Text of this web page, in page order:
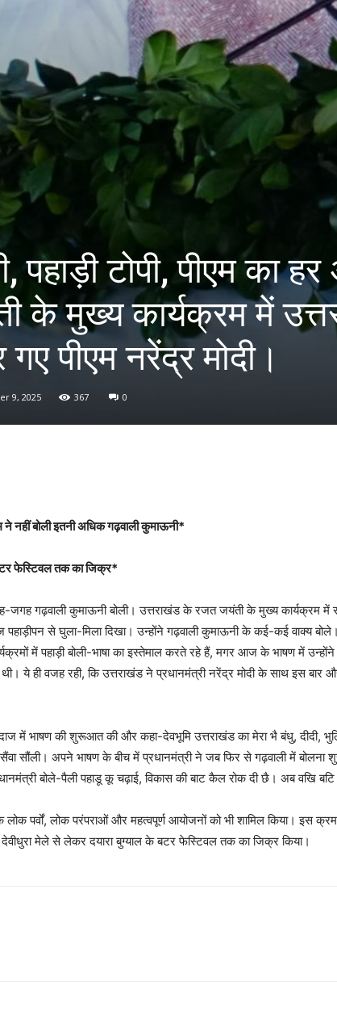
पहाड़ी टोपी, पीएम का
के मुख्य कार्यक्रम में
पीएम नरेंद्र मोदी।
9, 2025 367 0
नहीं बोली इतनी अधिक गढ़वाली कुमाऊनी*
फेस्टिवल तक का जिक्र*
जगह गढ़वाली कुमाऊनी बोली। उत्तराखंड के रजत जयंती के मुख्य कार्यक्रम में
पहाड़ीपन से घुला-मिला दिखा। उन्होंने गढ़वाली कुमाऊनी के कई-कई वाक्य
में पहाड़ी बोली-भाषा का इस्तेमाल करते रहे हैं, मगर आज के भाषण में उन्होंने
ये ही वजह रही, कि उत्तराखंड ने प्रधानमंत्री नरेंद्र मोदी के साथ इस बार
में भाषण की शुरूआत की और कहा-देवभूमि उत्तराखंड का मेरा भै बंधु, दीदी,
सौंली। अपने भाषण के बीच में प्रधानमंत्री ने जब फिर से गढ़वाली में बोलना
बोले-पैली पहाडू कू चढ़ाई, विकास की बाट कैल रोक दी छै। अब वखि
पर्वों, लोक परंपराओं और महत्वपूर्ण आयोजनों को भी शामिल किया। इस
देवीधुरा मेले से लेकर दयारा बुग्याल के बटर फेस्टिवल तक का जिक्र किया।